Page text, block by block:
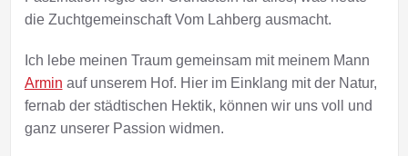
die Zuchtgemeinschaft Vom Lahberg ausmacht.
Ich lebe meinen Traum gemeinsam mit meinem Mann
Armin auf unserem Hof. Hier im Einklang mit der Natur,
fernab der städtischen Hektik, können wir uns voll und
ganz unserer Passion widmen.